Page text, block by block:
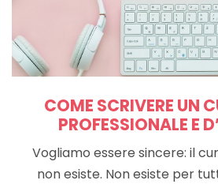
COME SCRIVERE UN
PROFESSIONALE E
Vogliamo essere sincere: il
non esiste. Non esiste per